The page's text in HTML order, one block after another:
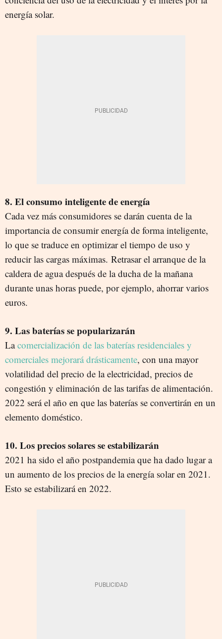
energía solar.
8. El consumo inteligente de energía
Cada vez más consumidores se darán cuenta de la
importancia de consumir energía de forma inteligente,
lo que se traduce en optimizar el tiempo de uso y
reducir las cargas máximas. Retrasar el arranque de la
caldera de agua después de la ducha de la mañana
durante unas horas puede, por ejemplo, ahorrar varios
euros.
9. Las baterías se popularizarán
Lacomercialización de las baterías residenciales y
comerciales mejorará drásticamente, con una mayor
volatilidad del precio de la electricidad, precios de
congestión y eliminación de las tarifas de alimentación.
2022 será el año en que las baterías se convertirán en un
elemento doméstico.
10. Los precios solares se estabilizarán
2021 ha sido el año postpandemia que ha dado lugar a
un aumento de los precios de la energía solar en 2021.
Esto se estabilizará en 2022.